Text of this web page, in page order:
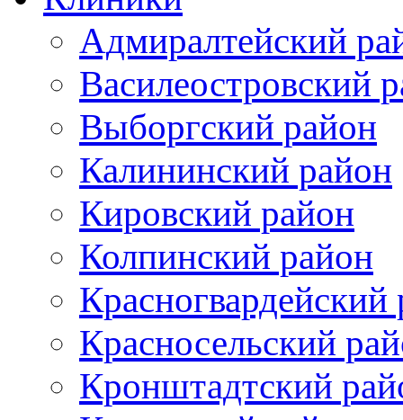
Адмиралтейский
Василеостровский
Выборгский район
Калининский район
Кировский район
Колпинский район
Красногвардейский
Красносельский
Кронштадтский